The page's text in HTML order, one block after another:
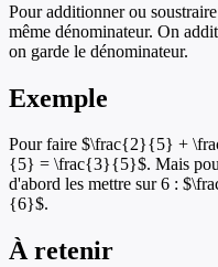
Pour additionner ou
même dénominateur. On
on garde le dénominateur.
Exemple
Pour faire $\frac{2}{5} +
{5} = \frac{3}{5}$. Mais
d'abord les mettre sur 6 :
{6}$.
À retenir